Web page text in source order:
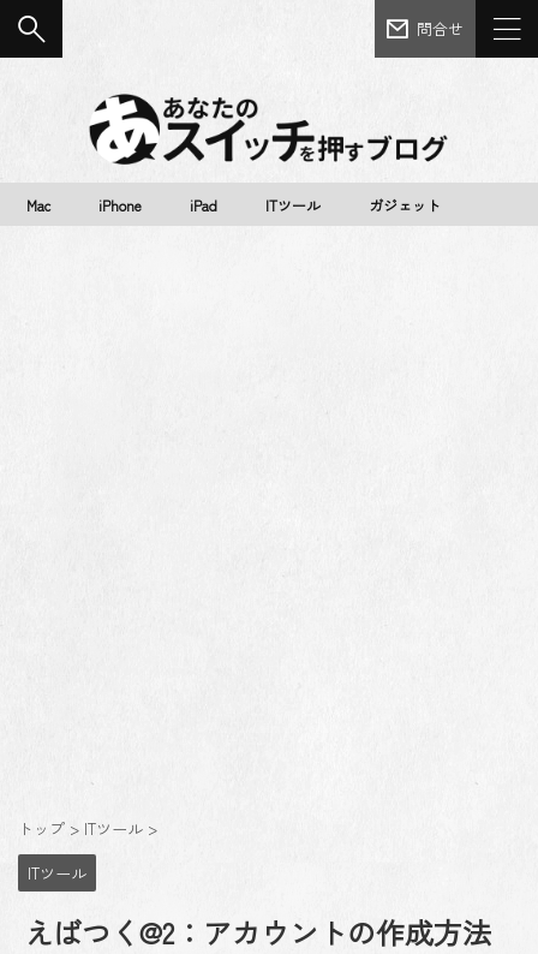
問合せ
Mac iPhone iPad ITツール ガジェット
トップ > ITツール >
ITツール
えばつく@2：アカウントの作成方法